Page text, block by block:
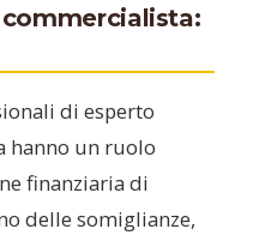
di esperto
hanno un ruolo
finanziaria di
delle somiglianze,